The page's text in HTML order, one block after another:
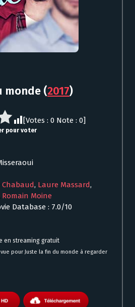
monde (2017)
[Votes : 0 Note : 0]
pour voter
, Laure Massard,
Romain Moine
Database : 7.0/10
en streaming gratuit
pour Juste la fin du monde à regarder